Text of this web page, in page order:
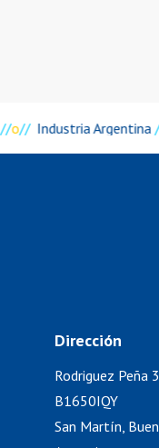
//o// Industria Argentina
Dirección
Rodriguez Peña
B1650IQY
San Martín,